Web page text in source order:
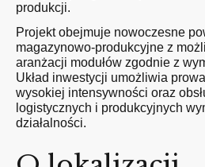
produkcji.
Projekt obejmuje nowoczesne
magazynowo-produkcyjne z
aranżacji modułów zgodnie z
Układ inwestycji umożliwia
wysokiej intensywności oraz
logistycznych i produkcyjnych
działalności.